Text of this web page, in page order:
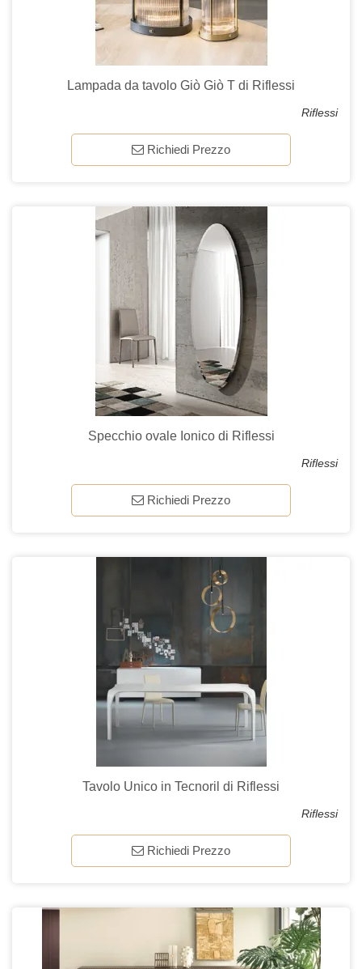
Lampada da tavolo Giò Giò T di Riflessi
Riflessi
Richiedi Prezzo
Specchio ovale Ionico di Riflessi
Riflessi
Richiedi Prezzo
Tavolo Unico in Tecnoril di Riflessi
Riflessi
Richiedi Prezzo